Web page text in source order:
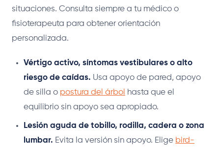
situaciones. Consulta siempre a tu médico o
fisioterapeuta para obtener orientación
personalizada.
Vértigo activo, síntomas vestibulares o alto
riesgo de caídas. Usa apoyo de pared, apoyo
de silla o postura del árbol hasta que el
equilibrio sin apoyo sea apropiado.
Lesión aguda de tobillo, rodilla, cadera o zona
lumbar. Evita la versión sin apoyo. Elige bird-